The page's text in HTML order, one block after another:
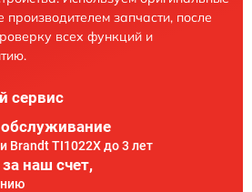
запчасти, после
всех функций и
сервис
Brandt TI1022X до 3 лет
наш счет,